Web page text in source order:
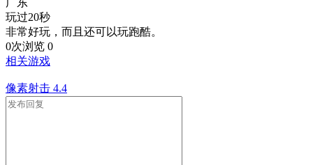
玩过20秒
非常好玩，而且还可以玩跑酷。
0次浏览 0
相关游戏
像素射击 4.4